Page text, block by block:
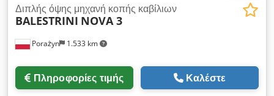
Porażyn 1.533 km
Διπλής όψης μηχανή κοπής καβίλιων
BALESTRINI NOVA 3
Πληροφορίες τιμής Καλέστε